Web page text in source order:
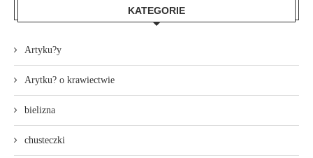
KATEGORIE
Artyku?y
Arytku? o krawiectwie
bielizna
chusteczki